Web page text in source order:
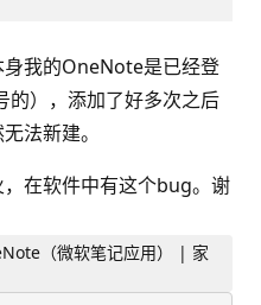
我的OneNote是已经登
），添加了好多次之后
法新建。
在软件中有这个bug。谢
（微软笔记应用） | 家